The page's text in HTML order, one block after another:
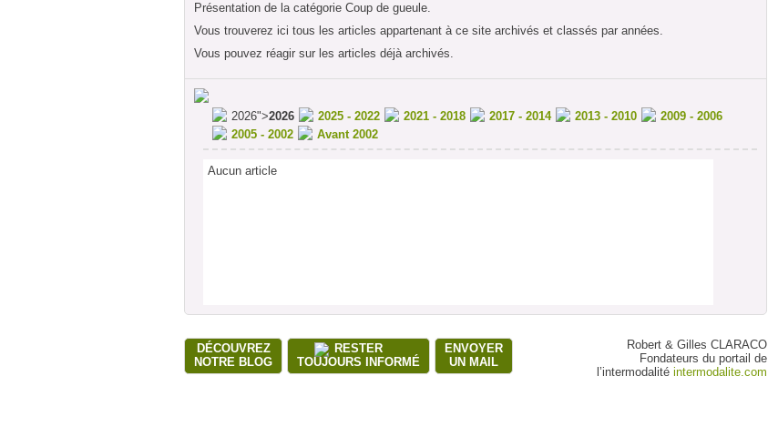
Présentation de la catégorie Coup de gueule.
Vous trouverez ici tous les articles appartenant à ce site archivés et classés par années.
Vous pouvez réagir sur les articles déjà archivés.
2026">2026 2025 - 2022 2021 - 2018 2017 - 2014 2013 - 2010
2009 - 2006
2005 - 2002
Avant 2002
Aucun article
DÉCOUVREZ
NOTRE BLOG
RESTER
TOUJOURS INFORMÉ
ENVOYER
UN MAIL
Robert & Gilles CLARACO
Fondateurs du portail de
l’intermodalité intermodalite.com